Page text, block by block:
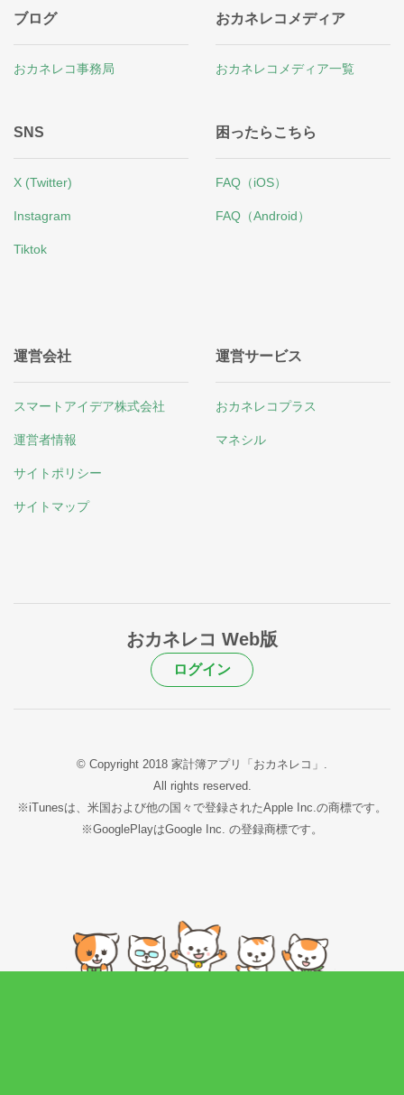
ブログ
おカネレコ事務局
おカネレコメディア
おカネレコメディア一覧
SNS
X (Twitter)
Instagram
Tiktok
困ったらこちら
FAQ（iOS）
FAQ（Android）
運営会社
スマートアイデア株式会社
運営者情報
サイトポリシー
サイトマップ
運営サービス
おカネレコプラス
マネシル
おカネレコ Web版
ログイン
© Copyright 2018 家計簿アプリ「おカネレコ」.
All rights reserved.
※iTunesは、米国および他の国々で登録されたApple Inc.の商標です。
※GooglePlayはGoogle Inc. の登録商標です。